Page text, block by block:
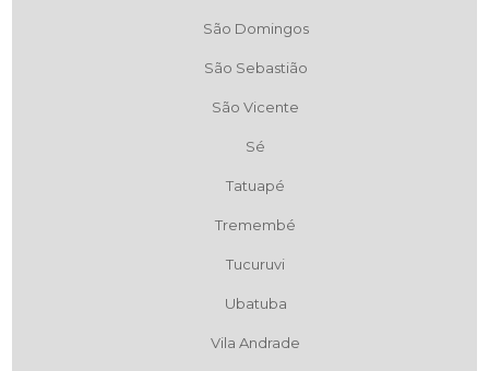
São Domingos
São Sebastião
São Vicente
Sé
Tatuapé
Tremembé
Tucuruvi
Ubatuba
Vila Andrade